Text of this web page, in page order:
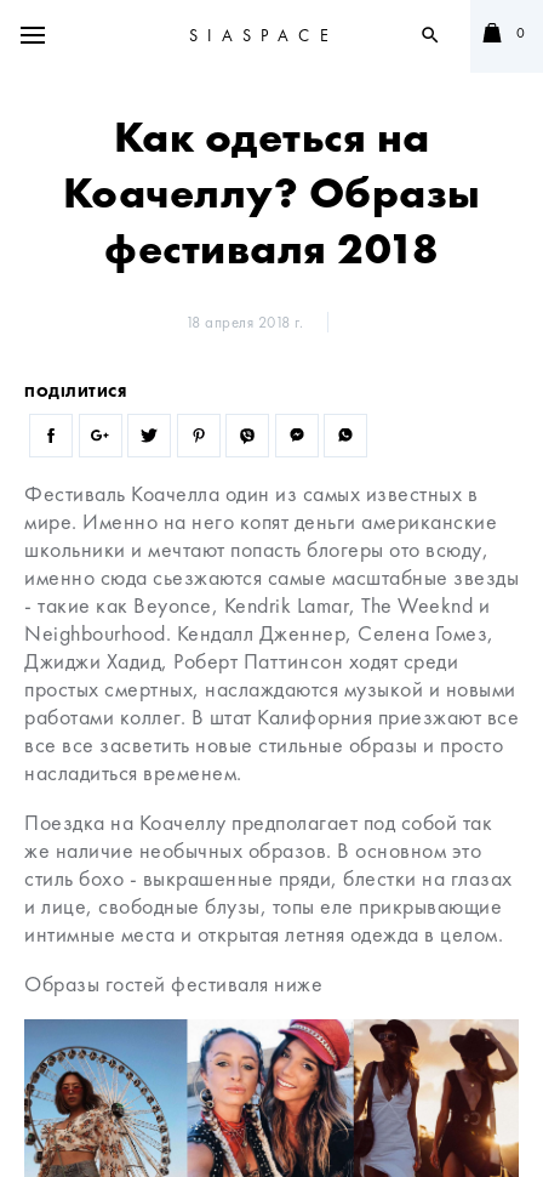
SIASPACE search 0
Как одеться на
Коачеллу? Образы
фестиваля 2018
18 апреля 2018 г.
ПОДІЛИТИСЯ
Фестиваль Коачелла один из самых известных в
мире. Именно на него копят деньги американские
школьники и мечтают попасть блогеры ото всюду,
именно сюда сьезжаются самые масштабные звезды
- такие как Beyonce, Kendrik Lamar, The Weeknd и
Neighbourhood. Кендалл Дженнер, Селена Гомез,
Джиджи Хадид, Роберт Паттинсон ходят среди
простых смертных, наслаждаются музыкой и новыми
работами коллег. В штат Калифорния приезжают все
все все засветить новые стильные образы и просто
насладиться временем.
Поездка на Коачеллу предполагает под собой так
же наличие необычных образов. В основном это
стиль бохо - выкрашенные пряди, блестки на глазах
и лице, свободные блузы, топы еле прикрывающие
интимные места и открытая летняя одежда в целом.
Образы гостей фестиваля ниже